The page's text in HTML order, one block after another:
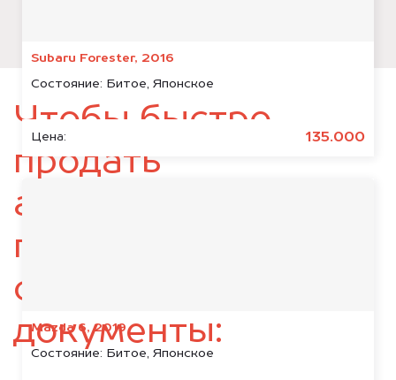
Subaru Forester, 2016
Состояние: Битое, Японское
Цена: 135.000
Mazda 6, 2019
Состояние: Битое, Японское
Чтобы быстро
продать
автомобиль,
подготовьте
следующие
документы: